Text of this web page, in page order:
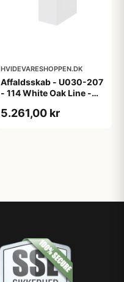
HVIDEVARESHOPPEN.DK
Affaldsskab - U030-207
- 114 White Oak Line -
5.261,00 kr